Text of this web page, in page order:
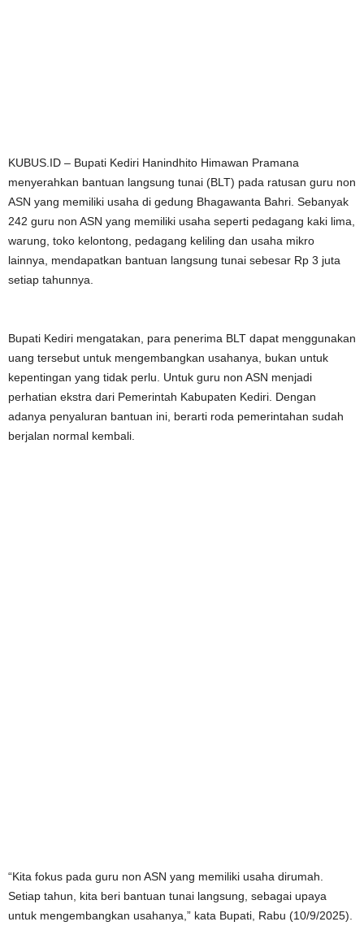
KUBUS.ID – Bupati Kediri Hanindhito Himawan Pramana
menyerahkan bantuan langsung tunai (BLT) pada ratusan guru non
ASN yang memiliki usaha di gedung Bhagawanta Bahri. Sebanyak
242 guru non ASN yang memiliki usaha seperti pedagang kaki lima,
warung, toko kelontong, pedagang keliling dan usaha mikro
lainnya, mendapatkan bantuan langsung tunai sebesar Rp 3 juta
setiap tahunnya.
Bupati Kediri mengatakan, para penerima BLT dapat menggunakan
uang tersebut untuk mengembangkan usahanya, bukan untuk
kepentingan yang tidak perlu. Untuk guru non ASN menjadi
perhatian ekstra dari Pemerintah Kabupaten Kediri. Dengan
adanya penyaluran bantuan ini, berarti roda pemerintahan sudah
berjalan normal kembali.
“Kita fokus pada guru non ASN yang memiliki usaha dirumah.
Setiap tahun, kita beri bantuan tunai langsung, sebagai upaya
untuk mengembangkan usahanya,” kata Bupati, Rabu (10/9/2025).